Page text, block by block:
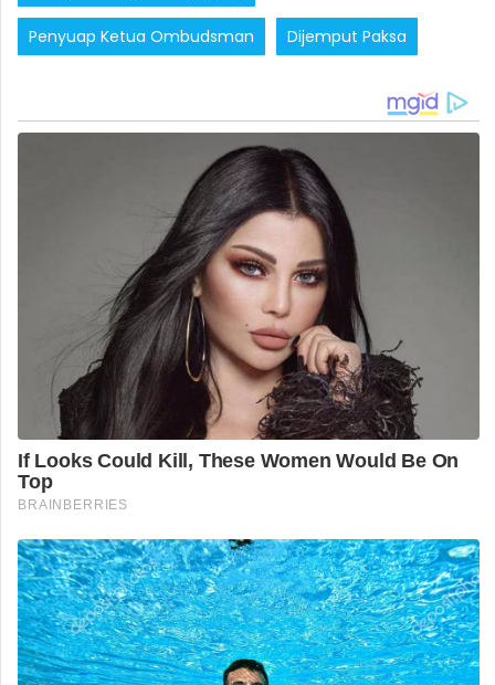
Penyuap Ketua Ombudsman Dijemput Paksa